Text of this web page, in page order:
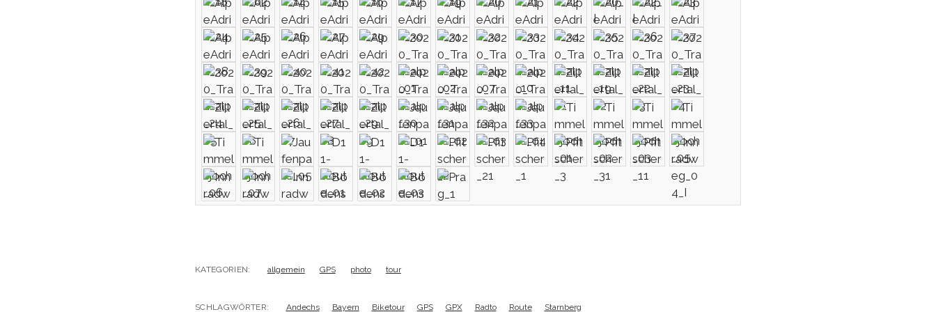
KATEGORIEN: allgemein GPS photo tour
SCHLAGWÖRTER: Andechs Bayern Biketour GPS GPX Radto Route Starnberg